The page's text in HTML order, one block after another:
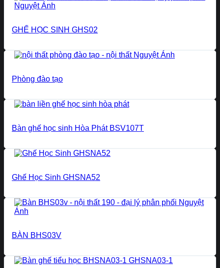
GHẾ HỌC SINH GHS02
Phòng đào tạo
Bàn ghế học sinh Hòa Phát BSV107T
Ghế Học Sinh GHSNA52
BÀN BHS03V